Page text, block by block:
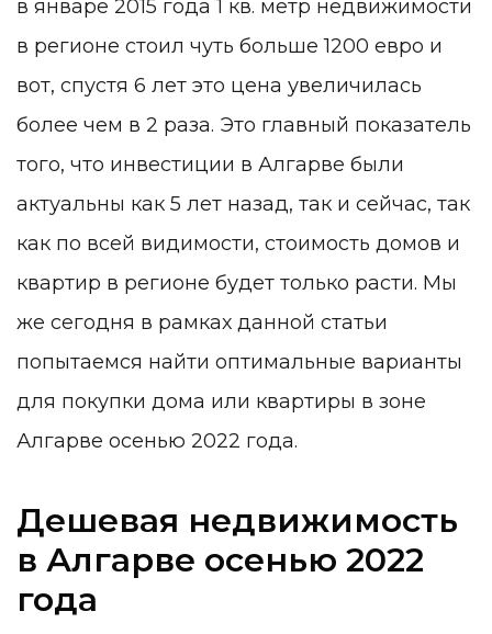
в январе 2015 года 1 кв. метр недвижимости
в регионе стоил чуть больше 1200 евро и
вот, спустя 6 лет это цена увеличилась
более чем в 2 раза. Это главный показатель
того, что инвестиции в Алгарве были
актуальны как 5 лет назад, так и сейчас, так
как по всей видимости, стоимость домов и
квартир в регионе будет только расти. Мы
же сегодня в рамках данной статьи
попытаемся найти оптимальные варианты
для покупки дома или квартиры в зоне
Алгарве осенью 2022 года.
Дешевая недвижимость
в Алгарве осенью 2022
года